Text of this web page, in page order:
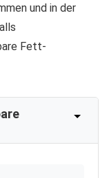
und in der
Fett-